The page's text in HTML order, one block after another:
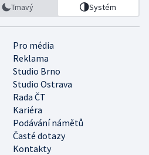
Tmavý Systém
Pro média
Reklama
Studio Brno
Studio Ostrava
Rada ČT
Kariéra
Podávání námětů
Časté dotazy
Kontakty